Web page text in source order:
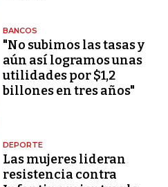
BANCOS
"No subimos las tasas y
aún así logramos unas
utilidades por $1,2
billones en tres años"
DEPORTE
Las mujeres lideran
resistencia contra